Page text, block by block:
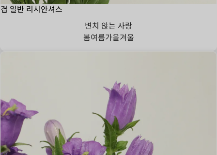
겹 일반 리시안셔스
변치 않는 사랑
봄여름가을겨울